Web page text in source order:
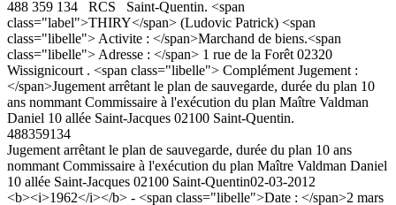
488 359 134 RCS Saint-Quentin. <span
class="label">THIRY</span> (Ludovic Patrick) <span
class="libelle"> Activite : </span>Marchand de biens.<span
class="libelle"> Adresse : </span> 1 rue de la Forêt 02320
Wissignicourt . <span class="libelle"> Complément Jugement :
</span>Jugement arrêtant le plan de sauvegarde, durée du plan 10
ans nommant Commissaire à l'exécution du plan Maître Valdman
Daniel 10 allée Saint-Jacques 02100 Saint-Quentin.
488359134
Jugement arrêtant le plan de sauvegarde, durée du plan 10 ans
nommant Commissaire à l'exécution du plan Maître Valdman Daniel
10 allée Saint-Jacques 02100 Saint-Quentin02-03-2012
<b><i>1962</i></b> - <span class="libelle">Date : </span>2 mars